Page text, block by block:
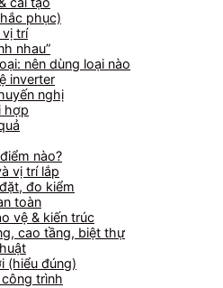
phục)
vị trí
nhau”
nên dùng loại nào
inverter
nghị
hợp
nào?
vị trí lắp
đo kiểm
toàn
vệ & kiến trúc
cao tầng, biệt thự
(hiểu đúng)
trình